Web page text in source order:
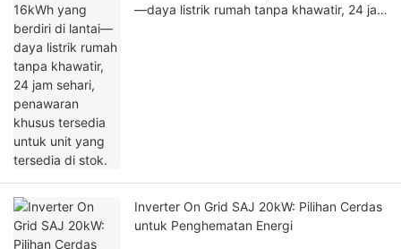
—daya listrik rumah tanpa khawatir, 24 jam
Inverter On Grid SAJ 20kW: Pilihan Cerdas
untuk Penghematan Energi